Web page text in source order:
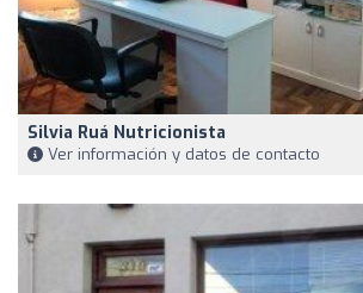
Silvia Ruá Nutricionista
Ver información y datos de contacto